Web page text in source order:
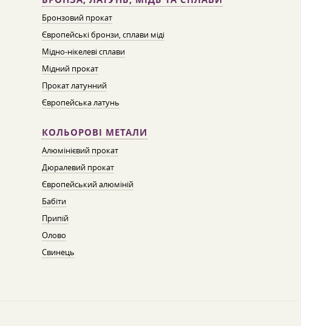
Бронзовий прокат
Європейські бронзи, сплави міді
Мідно-нікелеві сплави
Мідний прокат
Прокат латунний
Європейська латунь
КОЛЬОРОВІ МЕТАЛИ
Алюмінієвий прокат
Дюралевий прокат
Європейський алюміній
Бабіти
Припій
Олово
Свинець